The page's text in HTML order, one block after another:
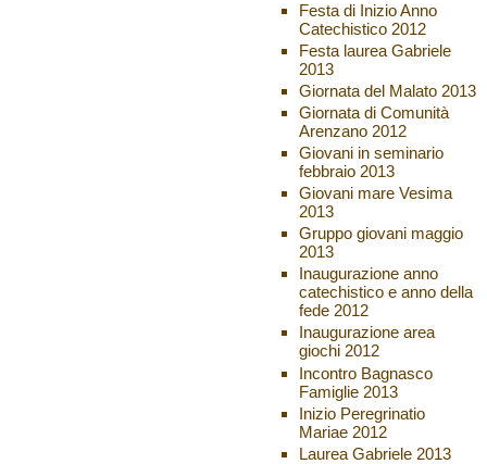
Festa di Inizio Anno
Catechistico 2012
Festa laurea Gabriele
2013
Giornata del Malato 2013
Giornata di Comunità
Arenzano 2012
Giovani in seminario
febbraio 2013
Giovani mare Vesima
2013
Gruppo giovani maggio
2013
Inaugurazione anno
catechistico e anno della
fede 2012
Inaugurazione area
giochi 2012
Incontro Bagnasco
Famiglie 2013
Inizio Peregrinatio
Mariae 2012
Laurea Gabriele 2013